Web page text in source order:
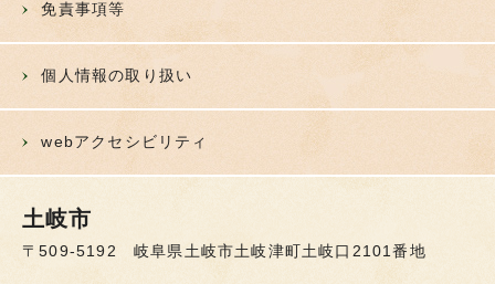
免責事項等
個人情報の取り扱い
webアクセシビリティ
土岐市
〒509-5192 岐阜県土岐市土岐津町土岐口2101番地